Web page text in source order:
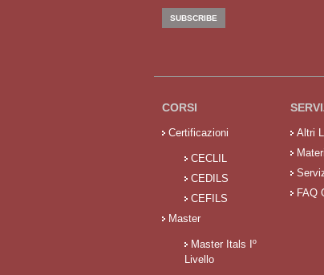
CORSI
Certificazioni
CECLIL
CEDILS
CEFILS
Master
Master Itals Iº
Livello
Altri
FAQ